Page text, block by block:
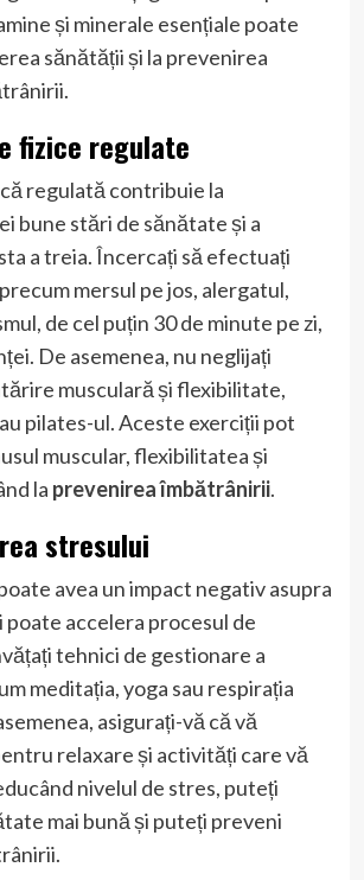
și minerale esențiale poate
sănătății și la prevenirea
fizice regulate
regulată contribuie la
bune stări de sănătate și a
a treia. Încercați să efectuați
mersul pe jos, alergatul,
de cel puțin 30 de minute pe zi,
De asemenea, nu neglijați
musculară și flexibilitate,
pilates-ul. Aceste exerciții pot
muscular, flexibilitatea și
la prevenirea îmbătrânirii.
stresului
avea un impact negativ asupra
poate accelera procesul de
tehnici de gestionare a
meditația, yoga sau respirația
asigurați-vă că vă
relaxare și activități care vă
nivelul de stres, puteți
mai bună și puteți preveni